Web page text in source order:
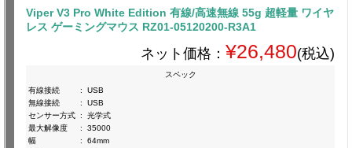
Viper V3 Pro White Edition 有線/高速無線 55g 超軽量 ワイヤ
レス ゲーミングマウス RZ01-05120200-R3A1
ネット価格： ¥26,480(税込)
スペック
有線接続
:
USB
無線接続
:
USB
センサー方式 :
光学式
最大解像度
:
35000
幅
:
64mm